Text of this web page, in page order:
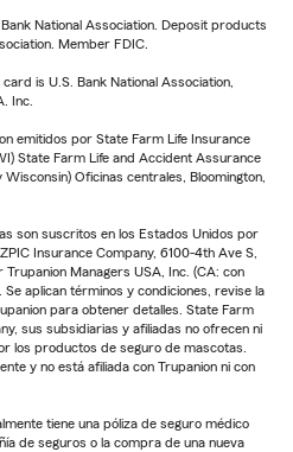
National Association. Deposit products
Member FDIC.
is U.S. Bank National Association,
Inc.
emitidos por State Farm Life Insurance
State Farm Life and Accident Assurance
Oficinas centrales, Bloomington,
son suscritos en los Estados Unidos por
Insurance Company, 6100-4th Ave S,
Managers USA, Inc. (CA: con
Se aplican términos y condiciones, revise la
para obtener detalles. State Farm
sus subsidiarias y afiliadas no ofrecen ni
los productos de seguro de mascotas.
y no está afiliada con Trupanion ni con
tiene una póliza de seguro médico
de seguros o la compra de una nueva